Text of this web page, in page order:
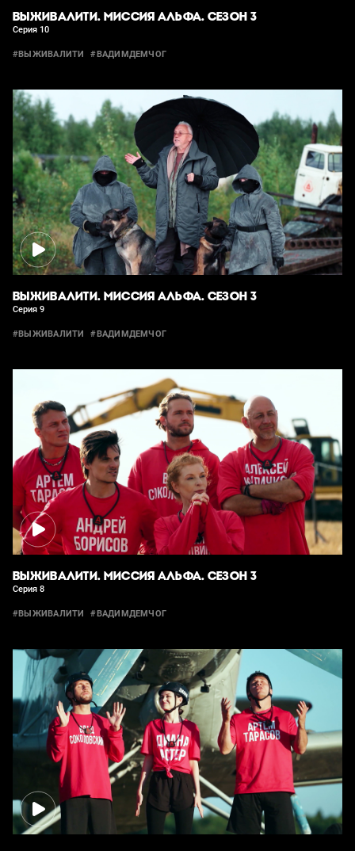
ВЫЖИВАЛИТИ. МИССИЯ АЛЬФА. СЕЗОН 3
Серия 10
#ВЫЖИВАЛИТИ #ВАДИМДЕМЧОГ
ВЫЖИВАЛИТИ. МИССИЯ АЛЬФА. СЕЗОН 3
Серия 9
#ВЫЖИВАЛИТИ #ВАДИМДЕМЧОГ
ВЫЖИВАЛИТИ. МИССИЯ АЛЬФА. СЕЗОН 3
Серия 8
#ВЫЖИВАЛИТИ #ВАДИМДЕМЧОГ